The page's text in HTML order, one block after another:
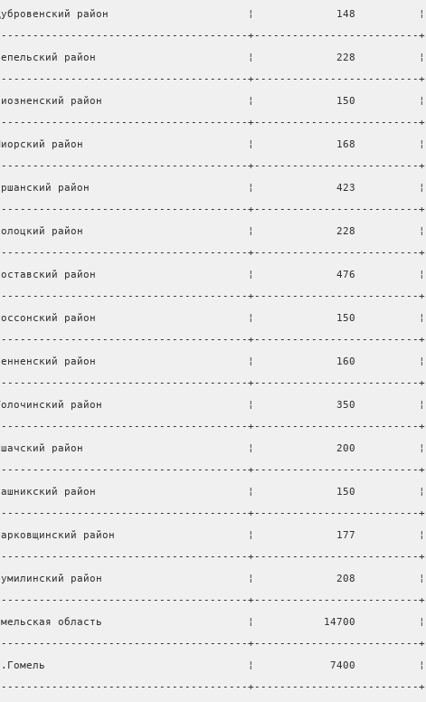
район                      ¦             148          ¦
+--------------------------+
район                        ¦             228          ¦
+--------------------------+
район                       ¦             150          ¦
+--------------------------+
район                          ¦             168          ¦
+--------------------------+
район                         ¦             423          ¦
+--------------------------+
район                          ¦             228          ¦
+--------------------------+
район                        ¦             476          ¦
+--------------------------+
район                        ¦             150          ¦
+--------------------------+
район                        ¦             160          ¦
+--------------------------+
район                       ¦             350          ¦
+--------------------------+
район                          ¦             200          ¦
+--------------------------+
район                        ¦             150          ¦
+--------------------------+
район                     ¦             177          ¦
+--------------------------+
район                       ¦             208          ¦
+--------------------------+
область                       ¦           14700          ¦
+--------------------------+
¦            7400          ¦
+--------------------------+